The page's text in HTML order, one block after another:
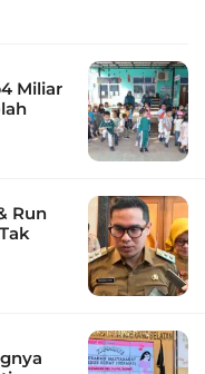
Miliar
Run